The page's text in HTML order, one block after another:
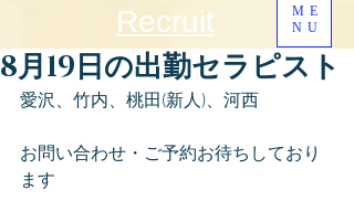
ME
NU
Recruit
8月19日の出勤セラピスト
愛沢、竹内、桃田(新人)、河西
お問い合わせ・ご予約お待ちしており
ます